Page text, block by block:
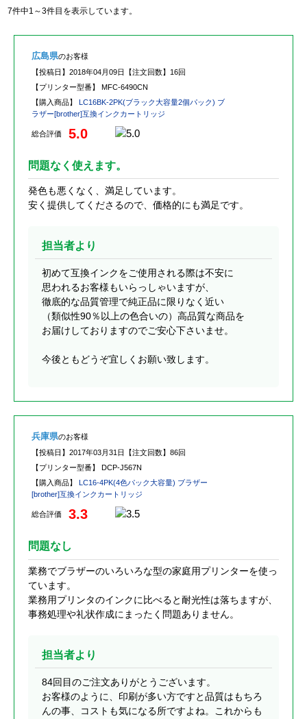
7件中1～3件目を表示しています。
広島県のお客様
【投稿日】 2018年04月09日 【注文回数】 16回
【プリンター型番】 MFC-6490CN
【購入商品】 LC16BK-2PK(ブラック大容量2個パック) ブ
ラザー[brother]互換インクカートリッジ
総合評価 5.0
問題なく使えます。
発色も悪くなく、満足しています。
安く提供してくださるので、価格的にも満足です。
担当者より
初めて互換インクをご使用される際は不安に
思われるお客様もいらっしゃいますが、
徹底的な品質管理で純正品に限りなく近い
（類似性90％以上の色合いの）高品質な商品を
お届けしておりますのでご安心下さいませ。
今後ともどうぞ宜しくお願い致します。
兵庫県のお客様
【投稿日】 2017年03月31日 【注文回数】 86回
【プリンター型番】 DCP-J567N
【購入商品】 LC16-4PK(4色パック大容量) ブラザー
[brother]互換インクカートリッジ
総合評価 3.3
問題なし
業務でブラザーのいろいろな型の家庭用プリンターを使っ
ています。
業務用プリンタのインクに比べると耐光性は落ちますが、
事務処理や礼状作成にまったく問題ありません。
担当者より
84回目のご注文ありがとうございます。
お客様のように、印刷が多い方ですと品質はもちろ
んの事、コストも気になる所ですよね。これからも